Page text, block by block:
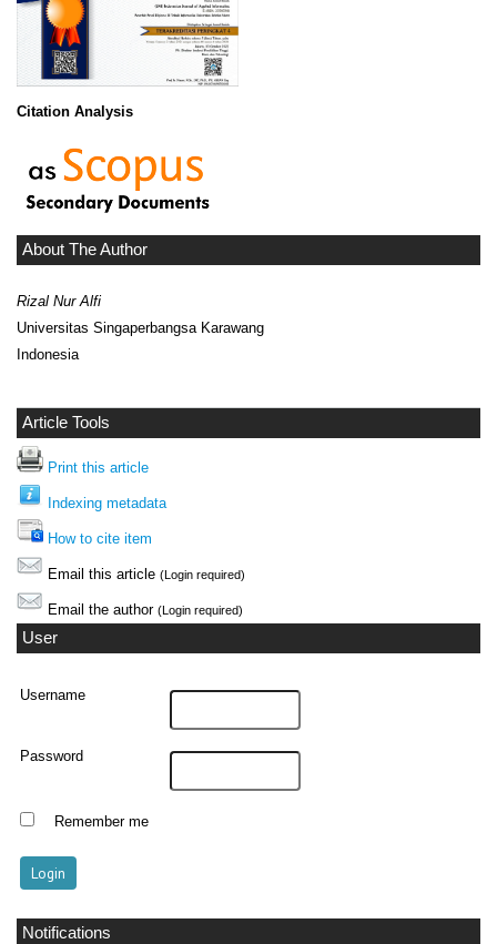
Citation Analysis
About The Author
Rizal Nur Alfi
Universitas Singaperbangsa Karawang
Indonesia
Article Tools
Print this article
Indexing metadata
How to cite item
Email this article (Login required)
Email the author (Login required)
User
Username
Password
Remember me
Notifications